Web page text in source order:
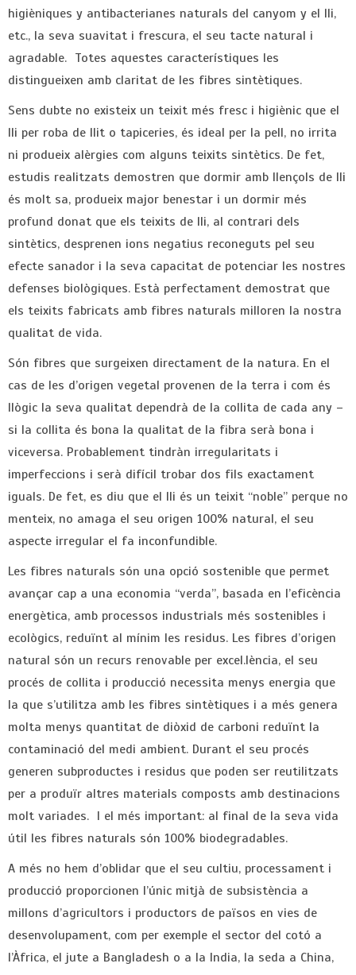
higièniques y antibacterianes naturals del canyom y el lli,
etc., la seva suavitat i frescura, el seu tacte natural i
agradable. Totes aquestes característiques les
distingueixen amb claritat de les fibres sintètiques.
Sens dubte no existeix un teixit més fresc i higiènic que el
lli per roba de llit o tapiceries, és ideal per la pell, no irrita
ni produeix alèrgies com alguns teixits sintètics. De fet,
estudis realitzats demostren que dormir amb llençols de lli
és molt sa, produeix major benestar i un dormir més
profund donat que els teixits de lli, al contrari dels
sintètics, desprenen ions negatius reconeguts pel seu
efecte sanador i la seva capacitat de potenciar les nostres
defenses biològiques. Està perfectament demostrat que
els teixits fabricats amb fibres naturals milloren la nostra
qualitat de vida.
Són fibres que surgeixen directament de la natura. En el
cas de les d’origen vegetal provenen de la terra i com és
llògic la seva qualitat dependrà de la collita de cada any –
si la collita és bona la qualitat de la fibra serà bona i
viceversa. Probablement tindràn irregularitats i
imperfeccions i serà difícil trobar dos fils exactament
iguals. De fet, es diu que el lli és un teixit “noble” perque no
menteix, no amaga el seu origen 100% natural, el seu
aspecte irregular el fa inconfundible.
Les fibres naturals són una opció sostenible que permet
avançar cap a una economia “verda”, basada en l’eficència
energètica, amb processos industrials més sostenibles i
ecològics, reduïnt al mínim les residus. Les fibres d’origen
natural són un recurs renovable per excel.lència, el seu
procés de collita i producció necessita menys energia que
la que s’utilitza amb les fibres sintètiques i a més genera
molta menys quantitat de diòxid de carboni reduïnt la
contaminació del medi ambient. Durant el seu procés
generen subproductes i residus que poden ser reutilitzats
per a produïr altres materials composts amb destinacions
molt variades. I el més important: al final de la seva vida
útil les fibres naturals són 100% biodegradables.
A més no hem d’oblidar que el seu cultiu, processament i
producció proporcionen l’únic mitjà de subsistència a
millons d’agricultors i productors de països en vies de
desenvolupament, com per exemple el sector del cotó a
l’Àfrica, el jute a Bangladesh o a la India, la seda a China,